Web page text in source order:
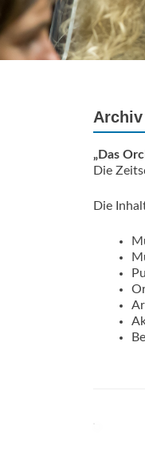
Archiv
„Das
Die
Die